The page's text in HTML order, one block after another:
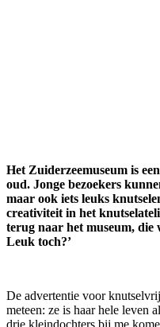
Het Zuiderzeemuseum is
oud. Jonge bezoekers
maar ook iets leuks
creativiteit in het
terug naar het museum, die
Leuk toch?’
De advertentie voor
meteen: ze is haar hele leven
drie kleindochters bij me